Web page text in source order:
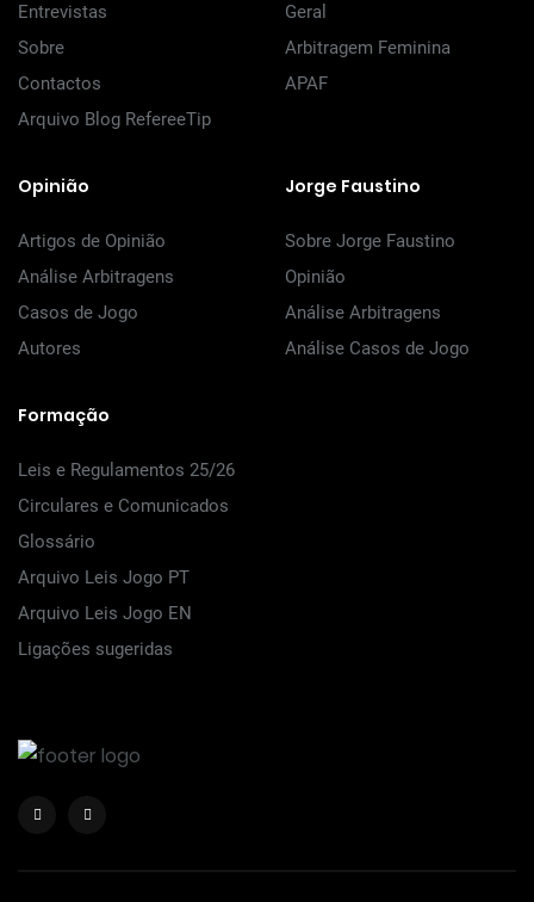
Entrevistas
Sobre
Contactos
Arquivo Blog RefereeTip
Geral
Arbitragem Feminina
APAF
Opinião
Artigos de Opinião
Análise Arbitragens
Casos de Jogo
Autores
Jorge Faustino
Sobre Jorge Faustino
Opinião
Análise Arbitragens
Análise Casos de Jogo
Formação
Leis e Regulamentos 25/26
Circulares e Comunicados
Glossário
Arquivo Leis Jogo PT
Arquivo Leis Jogo EN
Ligações sugeridas